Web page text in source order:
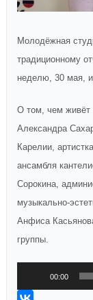
Молодёжная
традиционному
неделю, 30 мая,
О том, чем живёт
Александра
Карелии,
ансамбля
Сорокина,
музыкально-
Анфиса
группы.
00:00